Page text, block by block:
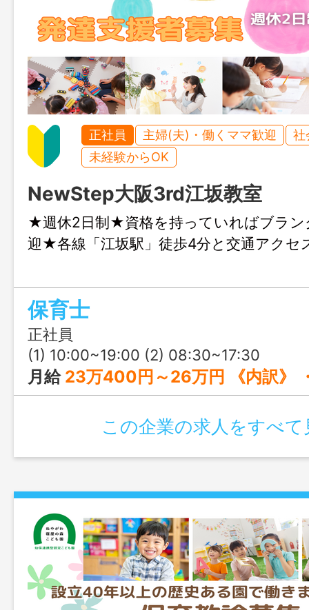
正社員 主婦(夫)・働くママ歓迎
社
未経験からOK
NewStep大阪3rd江坂教室
★週休2日制★資格を持っていればブラン
迎★各線「江坂駅」徒歩4分と交通アク
保育士
正社員
(1) 10:00~19:00 (2) 08:30~17:30
月給 23万400円～26万円 《内訳》 ・基本給 16万400円～17万円 ・固定残業代
この企業の求人をすべて